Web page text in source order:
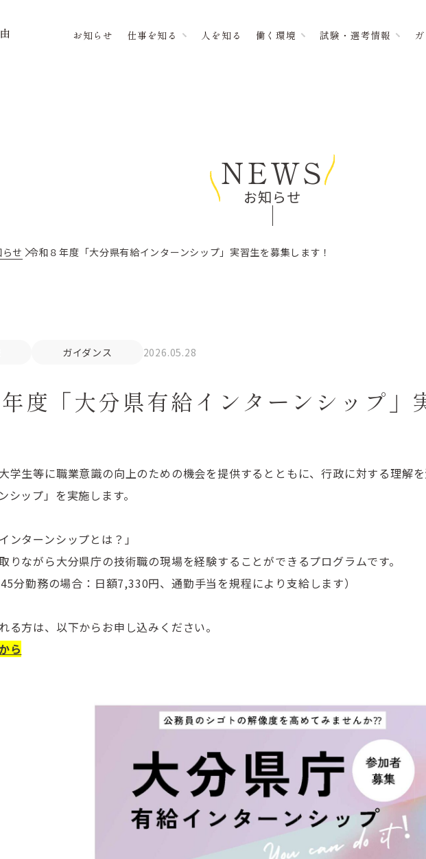
お知らせ 仕事を知る 人を知る 働く環境 試験・選考情報
NEWS
お知らせ
せ 令和８年度「大分県有給インターンシップ」実習生を募集します！
ガイダンス 2026.05.28
度「大分県有給インターンシップ」
学生等に職業意識の向上のための機会を提供するとともに、行政に対する理解
シップ」を実施します。
ンターンシップとは？」
りながら大分県庁の技術職の現場を経験することができるプログラムです。
分勤務の場合：日額7,330円、通勤手当を規程により支給します）
る方は、以下からお申し込みください。
ら